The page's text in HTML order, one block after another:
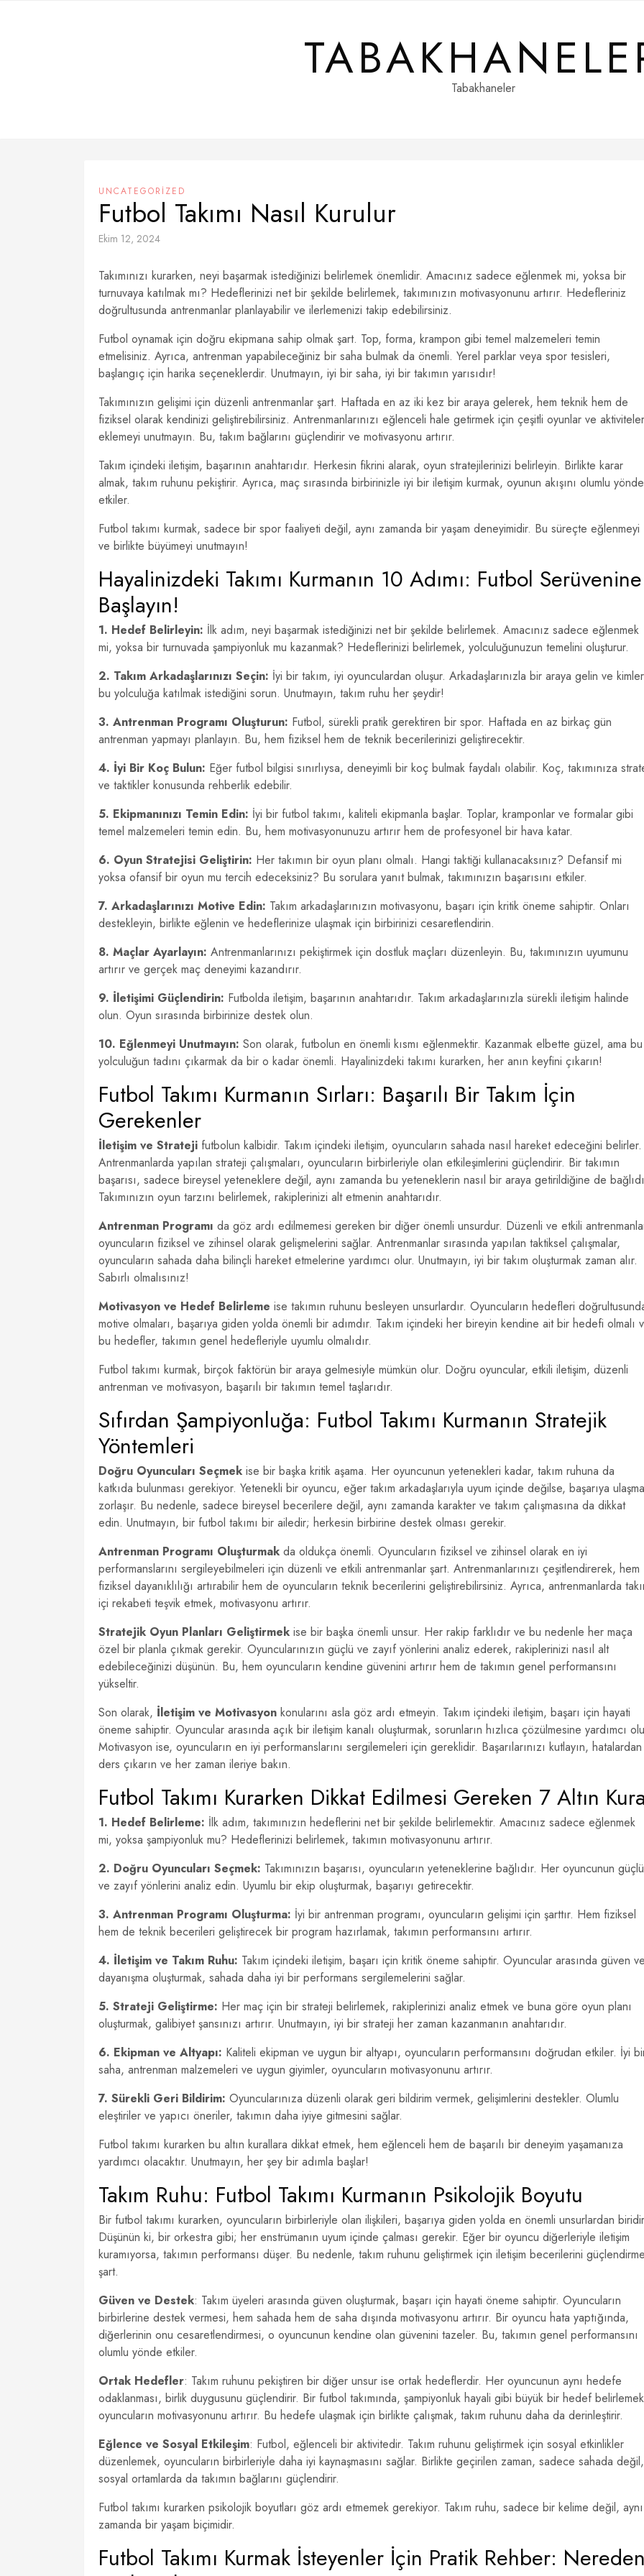
Tabakhaneler
UNCATEGORIZED
Futbol Takımı Nasıl Kurulur
Ekim 12, 2024
Takımınızı kurarken, neyi başarmak istediğinizi belirlemek önemlidir. Amacınız sadece eğlenmek mi, yoksa bir
turnuvaya katılmak mı? Hedeflerinizi net bir şekilde belirlemek, takımınızın motivasyonunu artırır. Hedefleriniz
doğrultusunda antrenmanlar planlayabilir ve ilerlemenizi takip edebilirsiniz.
Futbol oynamak için doğru ekipmana sahip olmak şart. Top, forma, krampon gibi temel malzemeleri temin
etmelisiniz. Ayrıca, antrenman yapabileceğiniz bir saha bulmak da önemli. Yerel parklar veya spor tesisleri,
başlangıç için harika seçeneklerdir. Unutmayın, iyi bir saha, iyi bir takımın yarısıdır!
Takımınızın gelişimi için düzenli antrenmanlar şart. Haftada en az iki kez bir araya gelerek, hem teknik hem de
fiziksel olarak kendinizi geliştirebilirsiniz. Antrenmanlarınızı eğlenceli hale getirmek için çeşitli oyunlar ve aktiviteler
eklemeyi unutmayın. Bu, takım bağlarını güçlendirir ve motivasyonu artırır.
Takım içindeki iletişim, başarının anahtarıdır. Herkesin fikrini alarak, oyun stratejilerinizi belirleyin. Birlikte karar
almak, takım ruhunu pekiştirir. Ayrıca, maç sırasında birbirinizle iyi bir iletişim kurmak, oyunun akışını olumlu yönde
etkiler.
Futbol takımı kurmak, sadece bir spor faaliyeti değil, aynı zamanda bir yaşam deneyimidir. Bu süreçte eğlenmeyi
ve birlikte büyümeyi unutmayın!
Hayalinizdeki Takımı Kurmanın 10 Adımı: Futbol Serüvenine
Başlayın!
1. Hedef Belirleyin: İlk adım, neyi başarmak istediğinizi net bir şekilde belirlemek. Amacınız sadece eğlenmek
mi, yoksa bir turnuvada şampiyonluk mu kazanmak? Hedeflerinizi belirlemek, yolculuğunuzun temelini oluşturur.
2. Takım Arkadaşlarınızı Seçin: İyi bir takım, iyi oyunculardan oluşur. Arkadaşlarınızla bir araya gelin ve
bu yolculuğa katılmak istediğini sorun. Unutmayın, takım ruhu her şeydir!
3. Antrenman Programı Oluşturun: Futbol, sürekli pratik gerektiren bir spor. Haftada en az birkaç gün
antrenman yapmayı planlayın. Bu, hem fiziksel hem de teknik becerilerinizi geliştirecektir.
4. İyi Bir Koç Bulun: Eğer futbol bilgisi sınırlıysa, deneyimli bir koç bulmak faydalı olabilir. Koç, takımınıza
ve taktikler konusunda rehberlik edebilir.
5. Ekipmanınızı Temin Edin: İyi bir futbol takımı, kaliteli ekipmanla başlar. Toplar, kramponlar ve formalar gibi
temel malzemeleri temin edin. Bu, hem motivasyonunuzu artırır hem de profesyonel bir hava katar.
6. Oyun Stratejisi Geliştirin: Her takımın bir oyun planı olmalı. Hangi taktiği kullanacaksınız? Defansif mi
yoksa ofansif bir oyun mu tercih edeceksiniz? Bu sorulara yanıt bulmak, takımınızın başarısını etkiler.
7. Arkadaşlarınızı Motive Edin: Takım arkadaşlarınızın motivasyonu, başarı için kritik öneme sahiptir. Onları
destekleyin, birlikte eğlenin ve hedeflerinize ulaşmak için birbirinizi cesaretlendirin.
8. Maçlar Ayarlayın: Antrenmanlarınızı pekiştirmek için dostluk maçları düzenleyin. Bu, takımınızın uyumunu
artırır ve gerçek maç deneyimi kazandırır.
9. İletişimi Güçlendirin: Futbolda iletişim, başarının anahtarıdır. Takım arkadaşlarınızla sürekli iletişim halinde
olun. Oyun sırasında birbirinize destek olun.
10. Eğlenmeyi Unutmayın: Son olarak, futbolun en önemli kısmı eğlenmektir. Kazanmak elbette güzel, ama bu
yolculuğun tadını çıkarmak da bir o kadar önemli. Hayalinizdeki takımı kurarken, her anın keyfini çıkarın!
Futbol Takımı Kurmanın Sırları: Başarılı Bir Takım İçin
Gerekenler
İletişim ve Strateji futbolun kalbidir. Takım içindeki iletişim, oyuncuların sahada nasıl hareket edeceğini belirler.
Antrenmanlarda yapılan strateji çalışmaları, oyuncuların birbirleriyle olan etkileşimlerini güçlendirir. Bir takımın
başarısı, sadece bireysel yeteneklere değil, aynı zamanda bu yeteneklerin nasıl bir araya getirildiğine de
Takımınızın oyun tarzını belirlemek, rakiplerinizi alt etmenin anahtarıdır.
Antrenman Programı da göz ardı edilmemesi gereken bir diğer önemli unsurdur. Düzenli ve etkili
oyuncuların fiziksel ve zihinsel olarak gelişmelerini sağlar. Antrenmanlar sırasında yapılan taktiksel çalışmalar,
oyuncuların sahada daha bilinçli hareket etmelerine yardımcı olur. Unutmayın, iyi bir takım oluşturmak zaman alır.
Sabırlı olmalısınız!
Motivasyon ve Hedef Belirleme ise takımın ruhunu besleyen unsurlardır. Oyuncuların hedefleri
motive olmaları, başarıya giden yolda önemli bir adımdır. Takım içindeki her bireyin kendine ait bir hedefi olmalı
bu hedefler, takımın genel hedefleriyle uyumlu olmalıdır.
Futbol takımı kurmak, birçok faktörün bir araya gelmesiyle mümkün olur. Doğru oyuncular, etkili iletişim, düzenli
antrenman ve motivasyon, başarılı bir takımın temel taşlarıdır.
Sıfırdan Şampiyonluğa: Futbol Takımı Kurmanın Stratejik
Yöntemleri
Doğru Oyuncuları Seçmek ise bir başka kritik aşama. Her oyuncunun yetenekleri kadar, takım ruhuna da
katkıda bulunması gerekiyor. Yetenekli bir oyuncu, eğer takım arkadaşlarıyla uyum içinde değilse, başarıya
zorlaşır. Bu nedenle, sadece bireysel becerilere değil, aynı zamanda karakter ve takım çalışmasına da dikkat
edin. Unutmayın, bir futbol takımı bir ailedir; herkesin birbirine destek olması gerekir.
Antrenman Programı Oluşturmak da oldukça önemli. Oyuncuların fiziksel ve zihinsel olarak en iyi
performanslarını sergileyebilmeleri için düzenli ve etkili antrenmanlar şart. Antrenmanlarınızı çeşitlendirerek, hem
fiziksel dayanıklılığı artırabilir hem de oyuncuların teknik becerilerini geliştirebilirsiniz. Ayrıca, antrenmanlarda
içi rekabeti teşvik etmek, motivasyonu artırır.
Stratejik Oyun Planları Geliştirmek ise bir başka önemli unsur. Her rakip farklıdır ve bu nedenle her maça
özel bir planla çıkmak gerekir. Oyuncularınızın güçlü ve zayıf yönlerini analiz ederek, rakiplerinizi nasıl alt
edebileceğinizi düşünün. Bu, hem oyuncuların kendine güvenini artırır hem de takımın genel performansını
yükseltir.
Son olarak, İletişim ve Motivasyon konularını asla göz ardı etmeyin. Takım içindeki iletişim, başarı için hayati
öneme sahiptir. Oyuncular arasında açık bir iletişim kanalı oluşturmak, sorunların hızlıca çözülmesine yardımcı
Motivasyon ise, oyuncuların en iyi performanslarını sergilemeleri için gereklidir. Başarılarınızı kutlayın, hatalardan
ders çıkarın ve her zaman ileriye bakın.
Futbol Takımı Kurarken Dikkat Edilmesi Gereken 7 Altın
1. Hedef Belirleme: İlk adım, takımınızın hedeflerini net bir şekilde belirlemektir. Amacınız sadece eğlenmek
mi, yoksa şampiyonluk mu? Hedeflerinizi belirlemek, takımın motivasyonunu artırır.
2. Doğru Oyuncuları Seçmek: Takımınızın başarısı, oyuncuların yeteneklerine bağlıdır. Her oyuncunun güçlü
ve zayıf yönlerini analiz edin. Uyumlu bir ekip oluşturmak, başarıyı getirecektir.
3. Antrenman Programı Oluşturma: İyi bir antrenman programı, oyuncuların gelişimi için şarttır. Hem fiziksel
hem de teknik becerileri geliştirecek bir program hazırlamak, takımın performansını artırır.
4. İletişim ve Takım Ruhu: Takım içindeki iletişim, başarı için kritik öneme sahiptir. Oyuncular arasında güven
dayanışma oluşturmak, sahada daha iyi bir performans sergilemelerini sağlar.
5. Strateji Geliştirme: Her maç için bir strateji belirlemek, rakiplerinizi analiz etmek ve buna göre oyun planı
oluşturmak, galibiyet şansınızı artırır. Unutmayın, iyi bir strateji her zaman kazanmanın anahtarıdır.
6. Ekipman ve Altyapı: Kaliteli ekipman ve uygun bir altyapı, oyuncuların performansını doğrudan etkiler. İyi
saha, antrenman malzemeleri ve uygun giyimler, oyuncuların motivasyonunu artırır.
7. Sürekli Geri Bildirim: Oyuncularınıza düzenli olarak geri bildirim vermek, gelişimlerini destekler. Olumlu
eleştiriler ve yapıcı öneriler, takımın daha iyiye gitmesini sağlar.
Futbol takımı kurarken bu altın kurallara dikkat etmek, hem eğlenceli hem de başarılı bir deneyim yaşamanıza
yardımcı olacaktır. Unutmayın, her şey bir adımla başlar!
Takım Ruhu: Futbol Takımı Kurmanın Psikolojik Boyutu
Bir futbol takımı kurarken, oyuncuların birbirleriyle olan ilişkileri, başarıya giden yolda en önemli unsurlardan
Düşünün ki, bir orkestra gibi; her enstrümanın uyum içinde çalması gerekir. Eğer bir oyuncu diğerleriyle iletişim
kuramıyorsa, takımın performansı düşer. Bu nedenle, takım ruhunu geliştirmek için iletişim becerilerini
şart.
Güven ve Destek: Takım üyeleri arasında güven oluşturmak, başarı için hayati öneme sahiptir. Oyuncuların
birbirlerine destek vermesi, hem sahada hem de saha dışında motivasyonu artırır. Bir oyuncu hata yaptığında,
diğerlerinin onu cesaretlendirmesi, o oyuncunun kendine olan güvenini tazeler. Bu, takımın genel performansını
olumlu yönde etkiler.
Ortak Hedefler: Takım ruhunu pekiştiren bir diğer unsur ise ortak hedeflerdir. Her oyuncunun aynı hedefe
odaklanması, birlik duygusunu güçlendirir. Bir futbol takımında, şampiyonluk hayali gibi büyük bir hedef
oyuncuların motivasyonunu artırır. Bu hedefe ulaşmak için birlikte çalışmak, takım ruhunu daha da derinleştirir.
Eğlence ve Sosyal Etkileşim: Futbol, eğlenceli bir aktivitedir. Takım ruhunu geliştirmek için sosyal etkinlikler
düzenlemek, oyuncuların birbirleriyle daha iyi kaynaşmasını sağlar. Birlikte geçirilen zaman, sadece sahada değil,
sosyal ortamlarda da takımın bağlarını güçlendirir.
Futbol takımı kurarken psikolojik boyutları göz ardı etmemek gerekiyor. Takım ruhu, sadece bir kelime değil, aynı
zamanda bir yaşam biçimidir.
Futbol Takımı Kurmak İsteyenler İçin Pratik Rehber: